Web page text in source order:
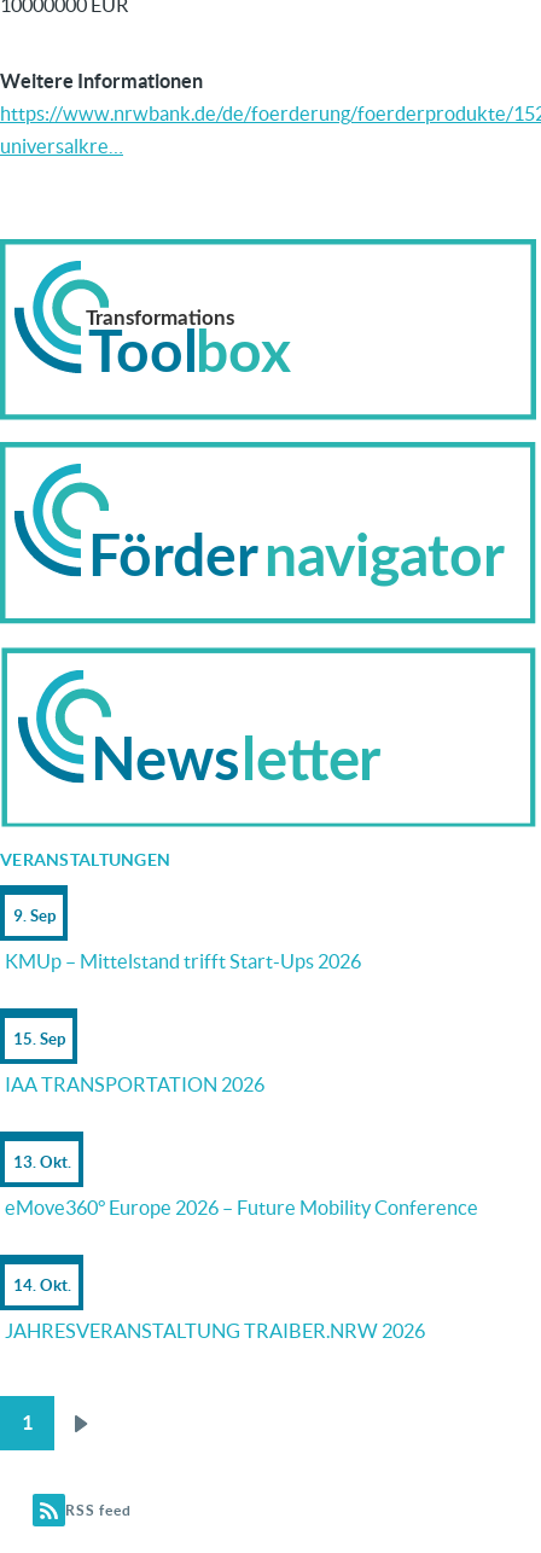
10000000 EUR
Weitere Informationen
https://www.nrwbank.de/de/foerderung/foerderprodukte/
universalkre…
VERANSTALTUNGEN
9. Sep
KMUp – Mittelstand trifft Start-Ups 2026
15. Sep
IAA TRANSPORTATION 2026
13. Okt.
eMove360° Europe 2026 – Future Mobility Conference
14. Okt.
JAHRESVERANSTALTUNG TRAIBER.NRW 2026
1
RSS feed